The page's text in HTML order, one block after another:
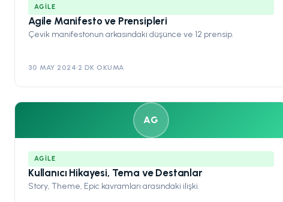
AGILE
Agile Manifesto ve Prensipleri
Çevik manifestonun arkasındaki düşünce ve 12 prensip.
30 MAY 2024·2 DK OKUMA
AG
AGILE
Kullanıcı Hikayesi, Tema ve Destanlar
Story, Theme, Epic kavramları arasındaki ilişki.